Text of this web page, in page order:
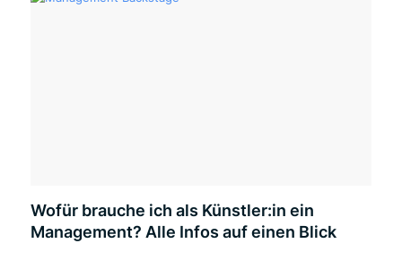
Wofür brauche ich als Künstler:in ein
Management? Alle Infos auf einen Blick